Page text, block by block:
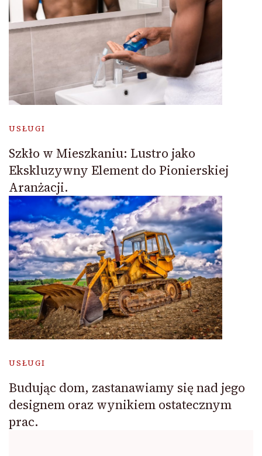
USŁUGI
Szkło w Mieszkaniu: Lustro jako
Ekskluzywny Element do Pionierskiej
Aranżacji.
USŁUGI
Budując dom, zastanawiamy się nad jego
designem oraz wynikiem ostatecznym
prac.